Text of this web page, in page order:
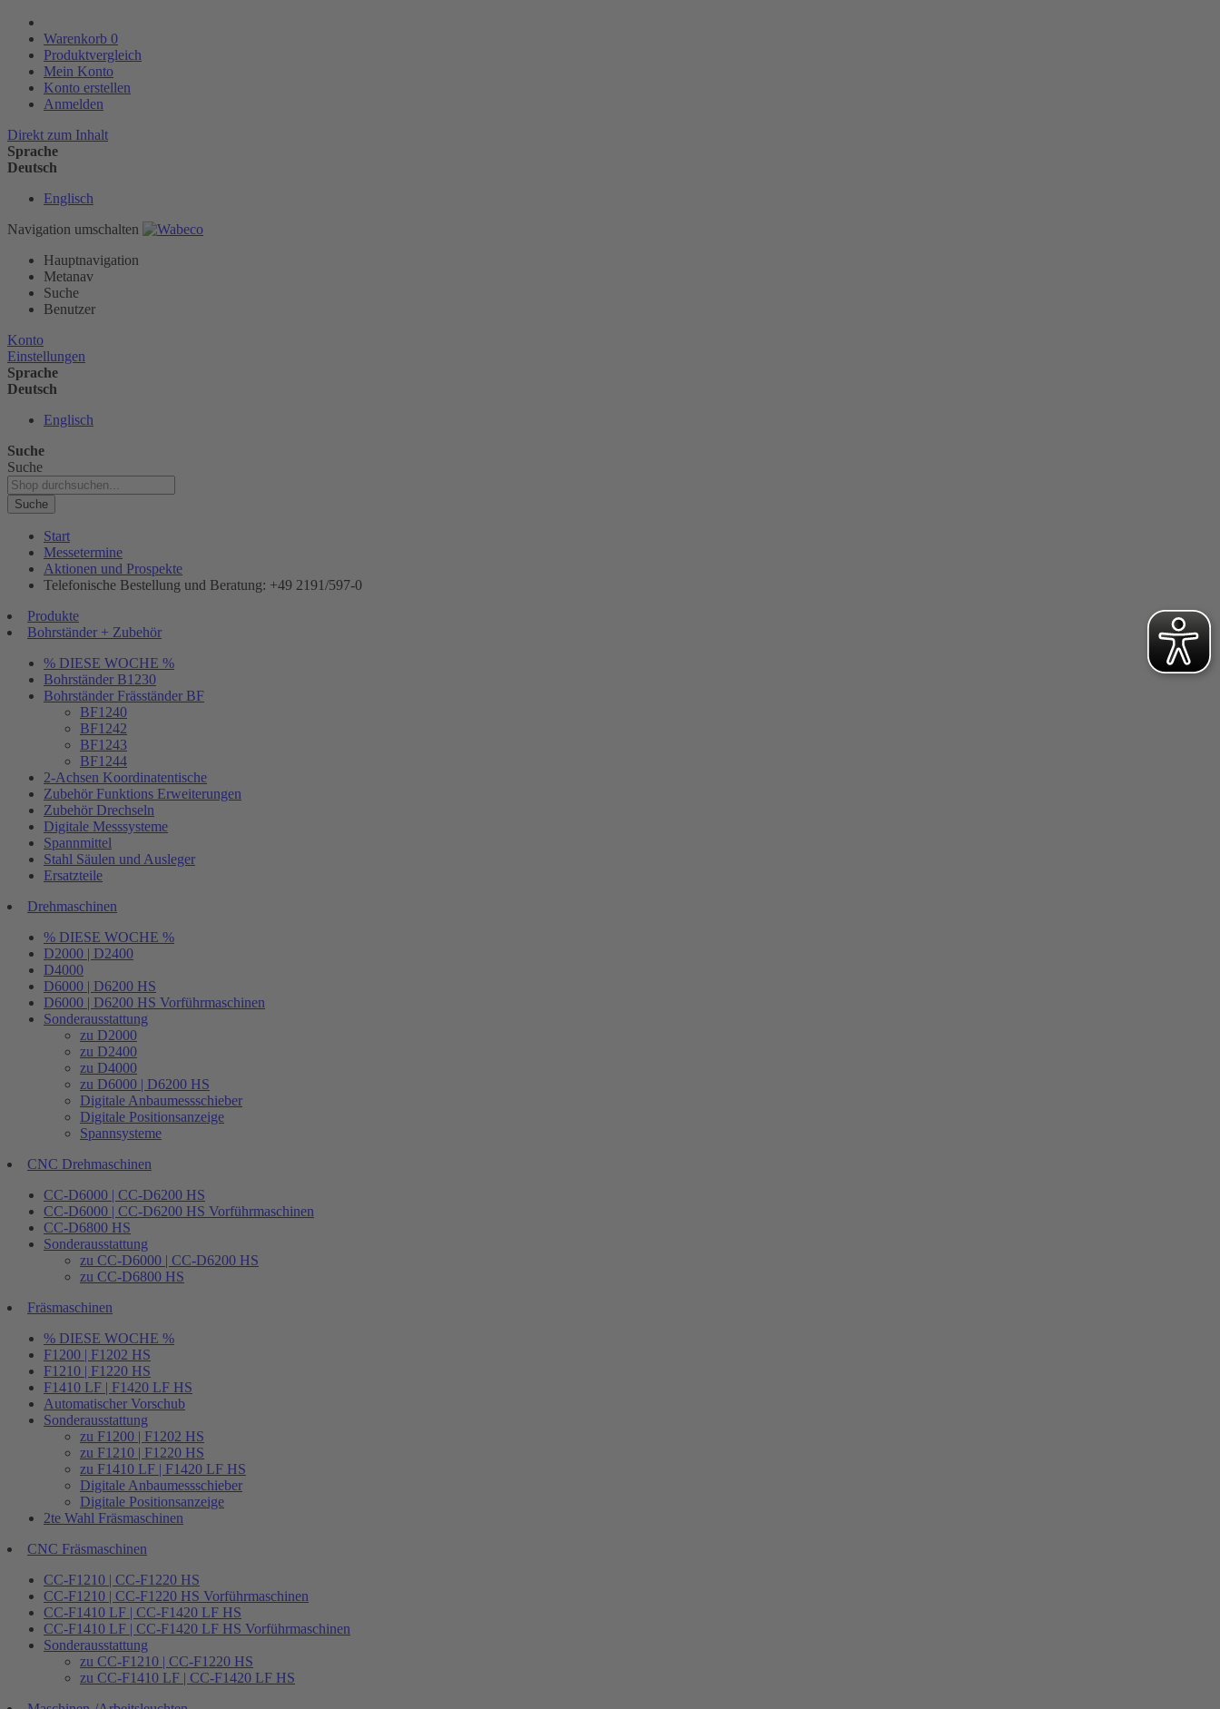
Warenkorb 0
Produktvergleich
Mein Konto
Konto erstellen
Anmelden
Direkt zum Inhalt
Sprache
Deutsch
Englisch
Navigation umschalten
Hauptnavigation
Metanav
Suche
Benutzer
Konto
Einstellungen
Sprache
Deutsch
Englisch
Suche
Suche
Suche
Start
Messetermine
Aktionen und Prospekte
Telefonische Bestellung und Beratung: +49 2191/597-0
Produkte
Bohrständer + Zubehör
% DIESE WOCHE %
Bohrständer B1230
Bohrständer Fräsständer BF
BF1240
BF1242
BF1243
BF1244
2-Achsen Koordinatentische
Zubehör Funktions Erweiterungen
Zubehör Drechseln
Digitale Messsysteme
Spannmittel
Stahl Säulen und Ausleger
Ersatzteile
Drehmaschinen
% DIESE WOCHE %
D2000 | D2400
D4000
D6000 | D6200 HS
D6000 | D6200 HS Vorführmaschinen
Sonderausstattung
zu D2000
zu D2400
zu D4000
zu D6000 | D6200 HS
Digitale Anbaumessschieber
Digitale Positionsanzeige
Spannsysteme
CNC Drehmaschinen
CC-D6000 | CC-D6200 HS
CC-D6000 | CC-D6200 HS Vorführmaschinen
CC-D6800 HS
Sonderausstattung
zu CC-D6000 | CC-D6200 HS
zu CC-D6800 HS
Fräsmaschinen
% DIESE WOCHE %
F1200 | F1202 HS
F1210 | F1220 HS
F1410 LF | F1420 LF HS
Automatischer Vorschub
Sonderausstattung
zu F1200 | F1202 HS
zu F1210 | F1220 HS
zu F1410 LF | F1420 LF HS
Digitale Anbaumessschieber
Digitale Positionsanzeige
2te Wahl Fräsmaschinen
CNC Fräsmaschinen
CC-F1210 | CC-F1220 HS
CC-F1210 | CC-F1220 HS Vorführmaschinen
CC-F1410 LF | CC-F1420 LF HS
CC-F1410 LF | CC-F1420 LF HS Vorführmaschinen
Sonderausstattung
zu CC-F1210 | CC-F1220 HS
zu CC-F1410 LF | CC-F1420 LF HS